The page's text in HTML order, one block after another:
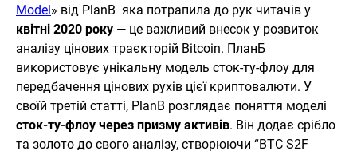
Model » від PlanB яка потрапила до рук читачів у
квітні 2020 року — це важливий внесок у розвиток
аналізу цінових траєкторій Bitcoin. ПланБ
використовує унікальну модель сток-ту-флоу для
передбачення цінових рухів цієї криптовалюти. У
своїй третій статті, PlanB розглядає поняття моделі
сток-ту-флоу через призму активів. Він додає срібло
та золото до свого аналізу, створюючи “BTC S2F